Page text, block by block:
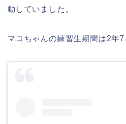
動していました。
マコちゃんの練習生期間は2年7